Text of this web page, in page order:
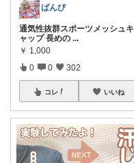
ばんび
通気性抜群スポーツメッシュキ
ャップ 長めの ...
￥ 1,000
0 0 302
コレ いいね